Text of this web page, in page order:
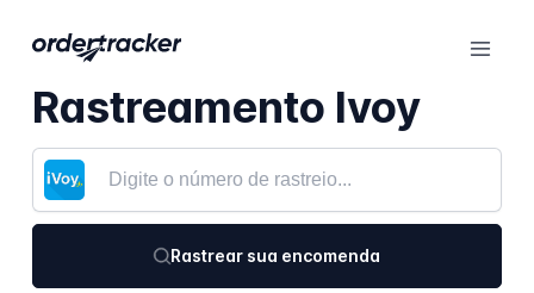
Rastreamento Ivoy
Rastrear sua encomenda